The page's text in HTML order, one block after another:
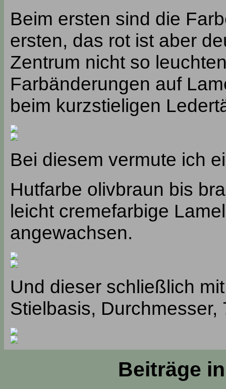
Beim ersten sind die
ersten, das rot ist aber
Zentrum nicht so
Farbänderungen auf
beim kurzstieligen
Bei diesem vermute ich
Hutfarbe olivbraun bis
leicht cremefarbige
angewachsen.
Und dieser schließlich
Stielbasis,
Beiträge